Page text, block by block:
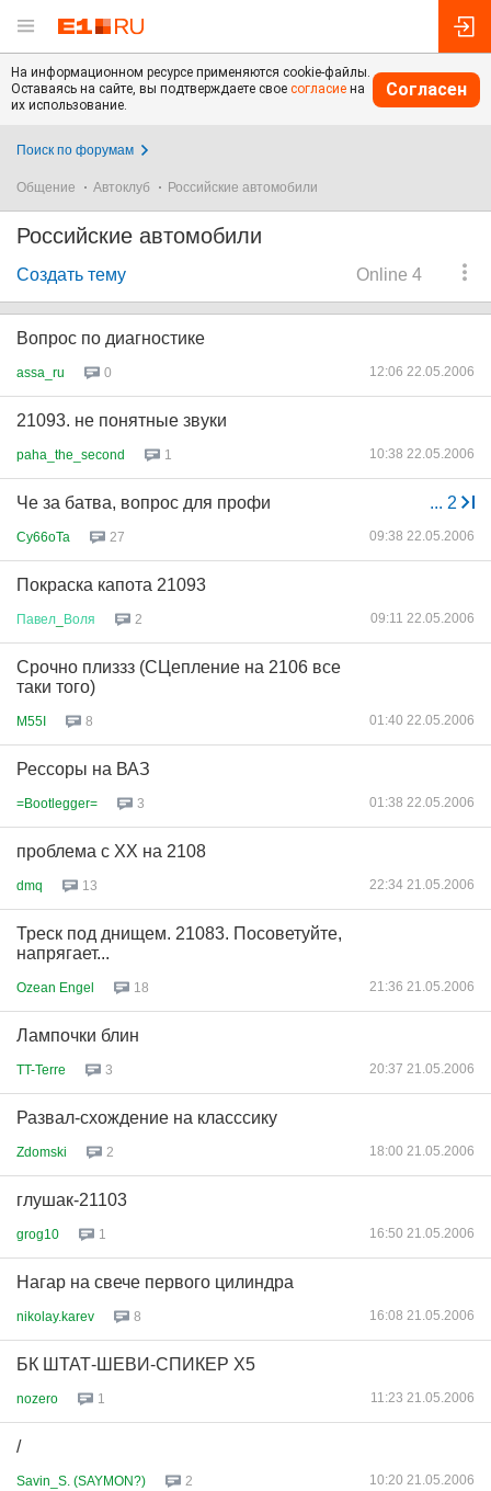
На информационном ресурсе применяются cookie-файлы.
Оставаясь на сайте, вы подтверждаете свое согласие на
их использование.
Согласен
Поиск по форумам
Общение Автоклуб Российские автомобили
Российские автомобили
Online 4
Создать тему
Вопрос по диагностике
assa_ru 0 12:06 22.05.2006
21093. не понятные звуки
paha_the_second 1 10:38 22.05.2006
... 2
Че за батва, вопрос для профи
Cy66oTa 27 09:38 22.05.2006
Покраска капота 21093
Павел Воля 2 09:11 22.05.2006
Срочно плиззз (СЦепление на 2106 все
таки того)
M55I 8 01:40 22.05.2006
Рессоры на ВАЗ
=Bootlegger= 3 01:38 22.05.2006
проблема с ХХ на 2108
dmq 13 22:34 21.05.2006
Треск под днищем. 21083. Посоветуйте,
напрягает...
Ozean Engel 18 21:36 21.05.2006
Лампочки блин
TT-Terre 3 20:37 21.05.2006
Развал-схождение на класссику
Zdomski 2 18:00 21.05.2006
глушак-21103
grog10 1 16:50 21.05.2006
Нагар на свече первого цилиндра
nikolay.karev 8 16:08 21.05.2006
БК ШТАТ-ШЕВИ-СПИКЕР Х5
nozero 1 11:23 21.05.2006
/
Savin_S. (SAYMON?) 2 10:20 21.05.2006